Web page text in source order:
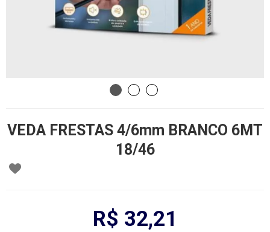
VEDA FRESTAS 4/6mm BRANCO 6MT
18/46
R$ 32,21